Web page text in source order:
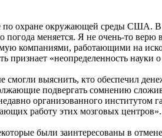
по охране окружающей среды США.
погода меняется. Я не очень-то верю
компаниями, работающими на
признает «неопределенность науки
выяснить, кто обеспечил
подвергать сомнению
организованного институтом
работу этих мозговых центров».
были заинтересованы в